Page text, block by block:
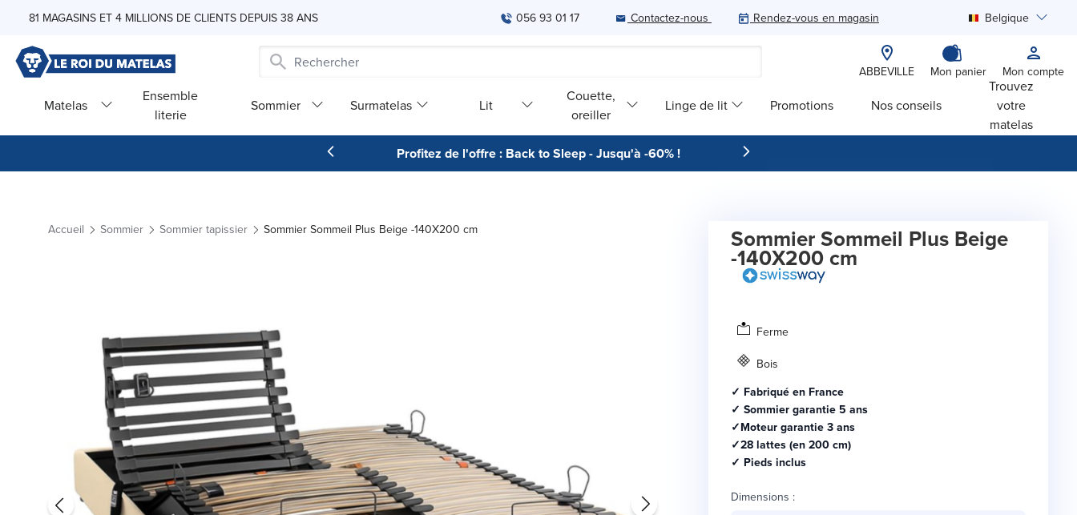
81 MAGASINS ET 4 MILLIONS DE CLIENTS DEPUIS 38 ANS 056 93 01 17 Contactez-nous Rendez-vous en magasin Belgique
ABBEVILLE Mon panier Mon compte
Matelas
Ensemble
literie
Sommier Surmatelas Lit
Couette,
oreiller
Linge de lit Promotions Nos conseils
Trouvez
votre
matelas
Profitez de l'offre : Back to Sleep - Jusqu'à -60% !
Accueil Sommier Sommier tapissier Sommier Sommeil Plus Beige -140X200 cm Sommier Sommeil Plus Beige
-140X200 cm
Ferme
Bois
✓ Fabriqué en France
✓ Sommier garantie 5 ans
✓Moteur garantie 3 ans
✓28 lattes (en 200 cm)
✓ Pieds inclus
Dimensions :